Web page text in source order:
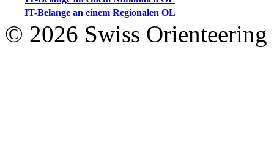
IT-Belange an einem Regionalen OL
© 2026 Swiss